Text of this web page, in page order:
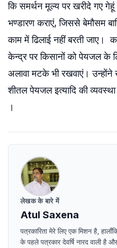
कि समर्थन मूल्य पर खरीदे गए गेहूं
भण्डारण कराएं, जिससे बेमौसम
काम में ढिलाई नहीं बरती जाए।
केन्द्र पर किसानों को पेयजल के
अलावा मटके भी रखवाएं। उन्होंने
शीतल पेयजल इत्यादि की व्यवस्था
।
लेखक के बारे में
Atul Saxena
पत्रकारिता मेरे लिए एक मिशन है,
के पहले पत्रकार देवर्षि नारद वाली है और